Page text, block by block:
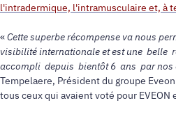
l'intradermique, l'intramusculaire et, à
«Cette superbe récompense va nous
visibilité internationale et est une belle
accompli depuis bientôt 6 ans par nos
Tempelaere, Président du groupe
tous ceux qui avaient voté pour EVEON